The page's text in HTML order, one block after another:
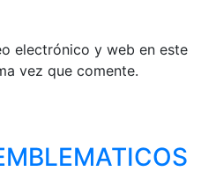
electrónico y web en este
vez que comente.